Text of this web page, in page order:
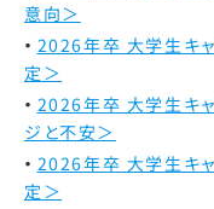
意向＞
2026年卒 大学生キ
定＞
2026年卒 大学生キ
ジと不安＞
2026年卒 大学生キ
定＞